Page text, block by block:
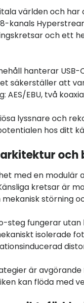
världen och har
8-kanals
och ett
hanterar
säkerställer att
EBU, två
lyssnare och
hos ditt
med en modulär
kretsar är
störning
steg fungerar
isolerade
är
kan flöda med